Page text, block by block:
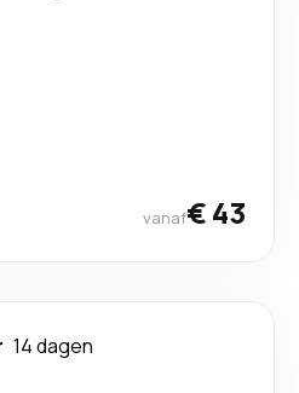
vanaf€ 43
14 dagen